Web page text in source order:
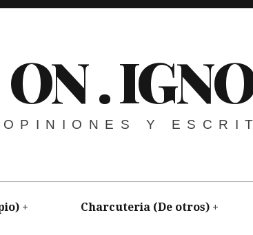
ON .
Y
Charcuteria (De otros)